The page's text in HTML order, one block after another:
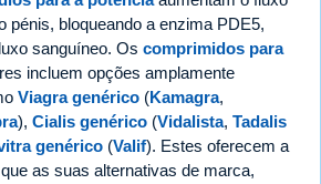
pénis, bloqueando a enzima PDE5,
sanguíneo. Os comprimidos para
incluem opções amplamente
Viagra genérico (Kamagra,
), Cialis genérico (Vidalista, Tadalis
genérico (Valif). Estes oferecem a
as suas alternativas de marca,